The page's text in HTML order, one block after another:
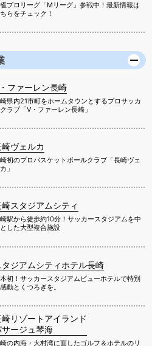
プロリーグ「Mリーグ」参戦中！最新情報は
らをチェック！
ファーレン長崎
県内21市町をホームタウンとするプロサッカ
ラブ「V・ファーレン長崎」
崎ヴェルカ
初のプロバスケットボールクラブ「長崎ヴェ
」
崎スタジアムシティ
駅から徒歩約10分！サッカースタジアムを中
した大型複合施設
タジアムシティホテル長崎
初！サッカースタジアムビューホテルで特別
動とくつろぎを。
崎リゾートアイランド
サージュ琴海
の内海・大村湾に面したゴルフ＆ホテルのリ